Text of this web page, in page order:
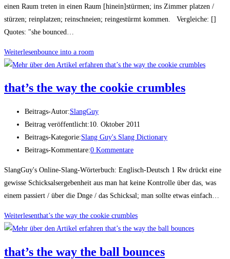
einen Raum treten in einen Raum [hinein]stürmen; ins Zimmer platzen /
stürzen; reinplatzen; reinschneien; reingestürmt kommen. Vergleiche: []
Quotes: "she bounced…
Weiterlesenboun­ce into a room
that’s the way the coo­kie crumbles
Beitrags-Autor:SlangGuy
Beitrag veröffentlicht:10. Oktober 2011
Beitrags-Kategorie:Slang Guy's Slang Dictionary
Beitrags-Kommentare:0 Kommentare
SlangGuy's Online-Slang-Wörterbuch: Englisch-Deutsch 1 Rw drückt eine
gewisse Schicksalsergebenheit aus man hat keine Kontrolle über das, was
einem passiert / über die Dnge / das Schicksal; man sollte etwas einfach…
Weiterlesenthat’s the way the coo­kie crumbles
that’s the way the ball bounces